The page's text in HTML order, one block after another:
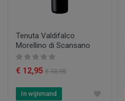
Tenuta Valdifalco
Morellino di Scansano
€ 12,95 € 13,95
In wijnmand